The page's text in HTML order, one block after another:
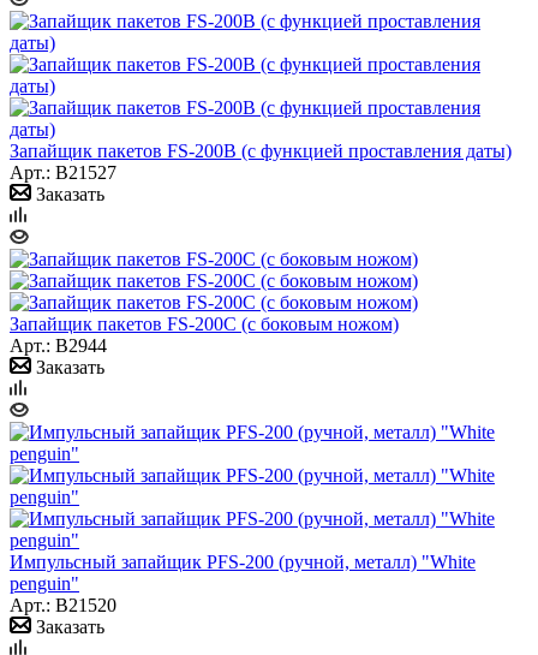
Запайщик пакетов FS-200B (с функцией проставления даты)
Арт.: B21527
Заказать
Запайщик пакетов FS-200C (с боковым ножом)
Арт.: B2944
Заказать
Импульсный запайщик PFS-200 (ручной, металл) "White
penguin"
Арт.: B21520
Заказать